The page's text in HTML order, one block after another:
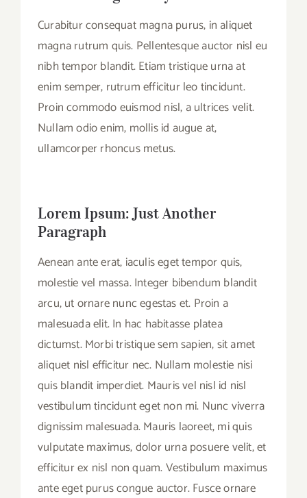
Curabitur consequat magna purus, in aliquet
magna rutrum quis. Pellentesque auctor nisl eu
nibh tempor blandit. Etiam tristique urna at
enim semper, rutrum efficitur leo tincidunt.
Proin commodo euismod nisl, a ultrices velit.
Nullam odio enim, mollis id augue at,
ullamcorper rhoncus metus.
Lorem Ipsum: Just Another
Paragraph
Aenean ante erat, iaculis eget tempor quis,
molestie vel massa. Integer bibendum blandit
arcu, ut ornare nunc egestas et. Proin a
malesuada elit. In hac habitasse platea
dictumst. Morbi tristique sem sapien, sit amet
aliquet nisl efficitur nec. Nullam molestie nisi
quis blandit imperdiet. Mauris vel nisl id nisl
vestibulum tincidunt eget non mi. Nunc viverra
dignissim malesuada. Mauris laoreet, mi quis
vulputate maximus, dolor urna posuere velit, et
efficitur ex nisl non quam. Vestibulum maximus
ante eget purus congue auctor. Fusce ornare